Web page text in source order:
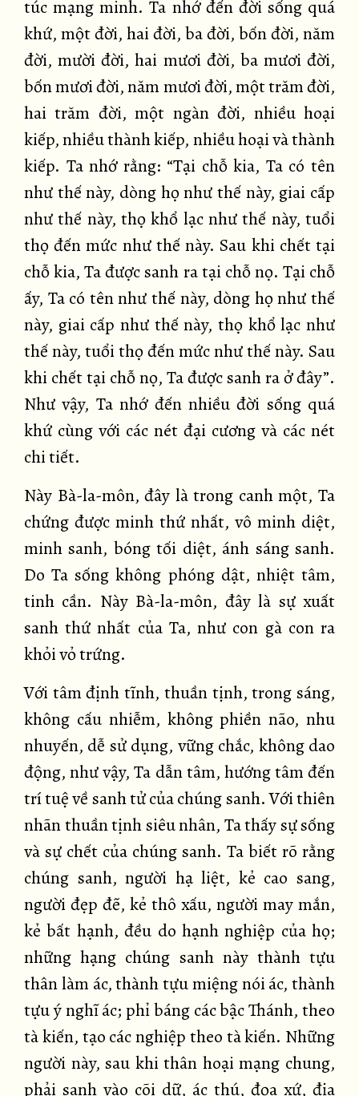
túc mạng minh. Ta nhớ đến đời sống quá
khứ, một đời, hai đời, ba đời, bốn đời, năm
đời, mười đời, hai mươi đời, ba mươi đời,
bốn mươi đời, năm mươi đời, một trăm đời,
hai trăm đời, một ngàn đời, nhiều hoại
kiếp, nhiều thành kiếp, nhiều hoại và thành
kiếp. Ta nhớ rằng: “Tại chỗ kia, Ta có tên
như thế này, dòng họ như thế này, giai cấp
như thế này, thọ khổ lạc như thế này, tuổi
thọ đến mức như thế này. Sau khi chết tại
chỗ kia, Ta được sanh ra tại chỗ nọ. Tại chỗ
ấy, Ta có tên như thế này, dòng họ như thế
này, giai cấp như thế này, thọ khổ lạc như
thế này, tuổi thọ đến mức như thế này. Sau
khi chết tại chỗ nọ, Ta được sanh ra ở đây”.
Như vậy, Ta nhớ đến nhiều đời sống quá
khứ cùng với các nét đại cương và các nét
chi tiết.
Này Bà-la-môn, đây là trong canh một, Ta
chứng được minh thứ nhất, vô minh diệt,
minh sanh, bóng tối diệt, ánh sáng sanh.
Do Ta sống không phóng dật, nhiệt tâm,
tinh cần. Này Bà-la-môn, đây là sự xuất
sanh thứ nhất của Ta, như con gà con ra
khỏi vỏ trứng.
Với tâm định tĩnh, thuần tịnh, trong sáng,
không cấu nhiễm, không phiền não, nhu
nhuyến, dễ sử dụng, vững chắc, không dao
động, như vậy, Ta dẫn tâm, hướng tâm đến
trí tuệ về sanh tử của chúng sanh. Với thiên
nhãn thuần tịnh siêu nhân, Ta thấy sự sống
và sự chết của chúng sanh. Ta biết rõ rằng
chúng sanh, người hạ liệt, kẻ cao sang,
người đẹp đẽ, kẻ thô xấu, người may mắn,
kẻ bất hạnh, đều do hạnh nghiệp của họ;
những hạng chúng sanh này thành tựu
thân làm ác, thành tựu miệng nói ác, thành
tựu ý nghĩ ác; phỉ báng các bậc Thánh, theo
tà kiến, tạo các nghiệp theo tà kiến. Những
người này, sau khi thân hoại mạng chung,
phải sanh vào cõi dữ, ác thú, đọa xứ, địa